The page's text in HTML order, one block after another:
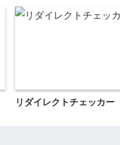
リダイレクトチェッカー